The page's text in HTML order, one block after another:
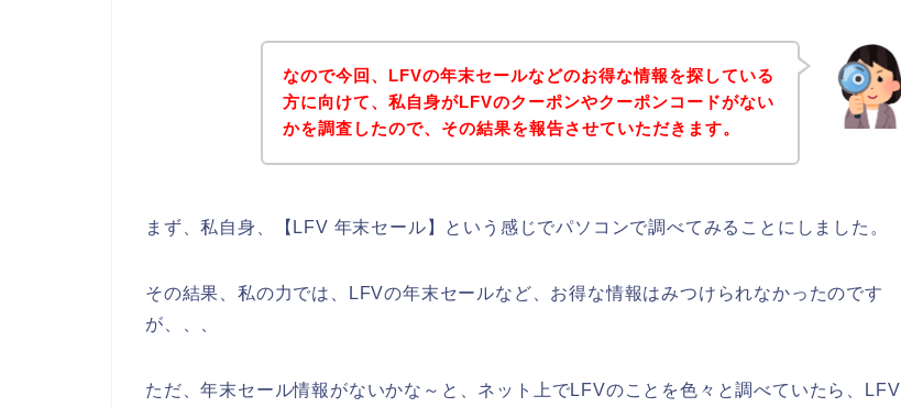
なので今回、LFVの年末セールなどのお得な情報を探している
方に向けて、私自身がLFVのクーポンやクーポンコードがない
かを調査したので、その結果を報告させていただきます。
まず、私自身、【LFV 年末セール】という感じでパソコンで調べてみることにしました。
その結果、私の力では、LFVの年末セールなど、お得な情報はみつけられなかったのです
が、、、
ただ、年末セール情報がないかな～と、ネット上でLFVのことを色々と調べていたら、LFV